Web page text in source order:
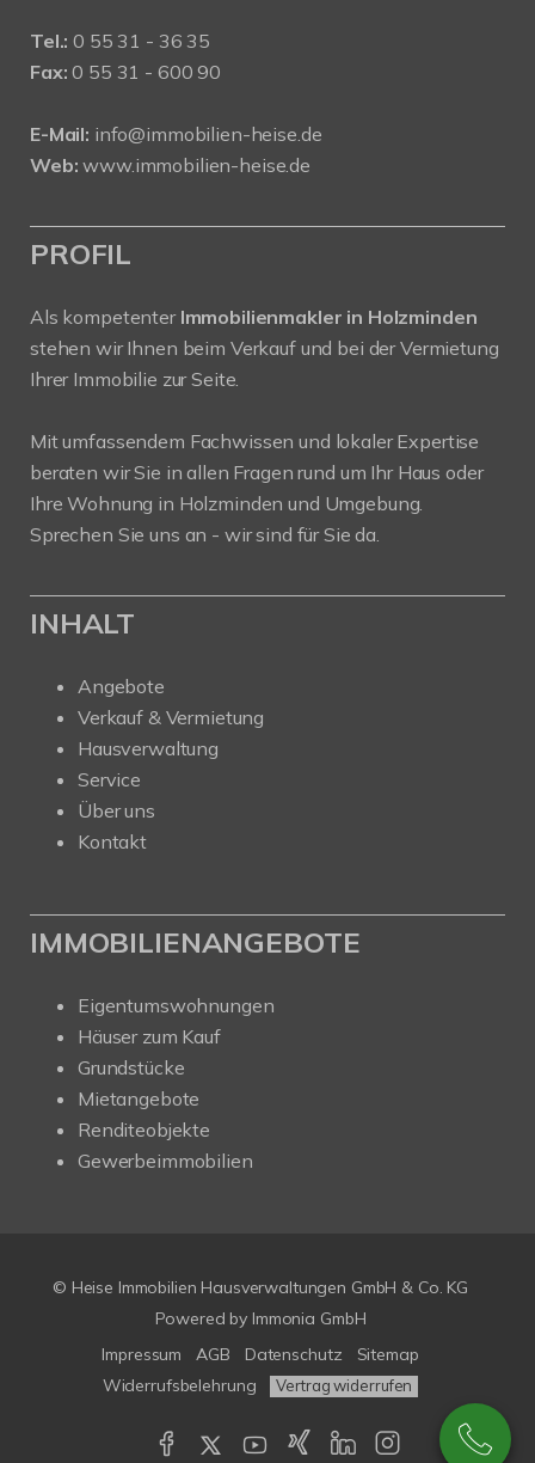
Tel.: 0 55 31 - 36 35
Fax: 0 55 31 - 600 90
E-Mail: info@immobilien-heise.de
Web: www.immobilien-heise.de
PROFIL
Als kompetenter Immobilienmakler in Holzminden
stehen wir Ihnen beim Verkauf und bei der Vermietung
Ihrer Immobilie zur Seite.
Mit umfassendem Fachwissen und lokaler Expertise
beraten wir Sie in allen Fragen rund um Ihr Haus oder
Ihre Wohnung in Holzminden und Umgebung.
Sprechen Sie uns an - wir sind für Sie da.
INHALT
Angebote
Verkauf & Vermietung
Hausverwaltung
Service
Über uns
Kontakt
IMMOBILIENANGEBOTE
Eigentumswohnungen
Häuser zum Kauf
Grundstücke
Mietangebote
Renditeobjekte
Gewerbeimmobilien
© Heise Immobilien Hausverwaltungen GmbH & Co. KG
Powered by Immonia GmbH
Impressum
AGB Datenschutz
Sitemap
Widerrufsbelehrung
Vertrag widerrufen